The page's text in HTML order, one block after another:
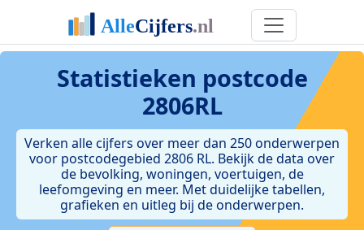
Statistieken postcode
2806RL
Verken alle cijfers over meer dan 250 onderwerpen
voor postcodegebied 2806 RL. Bekijk de data over
de bevolking, woningen, voertuigen, de
leefomgeving en meer. Met duidelijke tabellen,
grafieken en uitleg bij de onderwerpen.